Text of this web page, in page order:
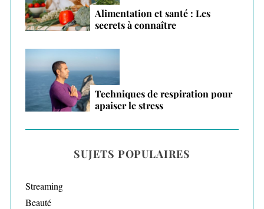
Alimentation et santé : Les
secrets à connaître
Techniques de respiration pour
apaiser le stress
SUJETS POPULAIRES
Streaming
Beauté